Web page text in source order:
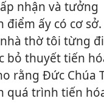
nhận và tưởng
điểm ấy có cơ sở.
thờ tôi từng đi
bỏ thuyết tiến
rằng Đức Chúa
quá trình tiến